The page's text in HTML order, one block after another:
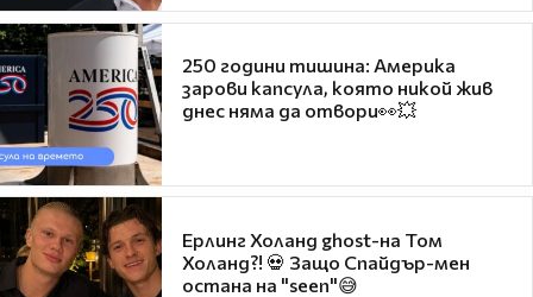
250 години тишина: Америка
зарови капсула, която никой жив
днес няма да отвори👀💥
Ерлинг Холанд ghost-на Том
Холанд?! 💀 Защо Спайдър-мен
остана на "seen"😅